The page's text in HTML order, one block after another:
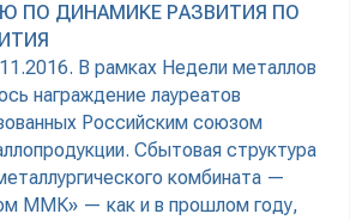
ПО ДИНАМИКЕ РАЗВИТИЯ ПО
В рамках Недели металлов
награждение лауреатов
Российским союзом
Сбытовая структура
комбината —
ММК» — как и в прошлом году,